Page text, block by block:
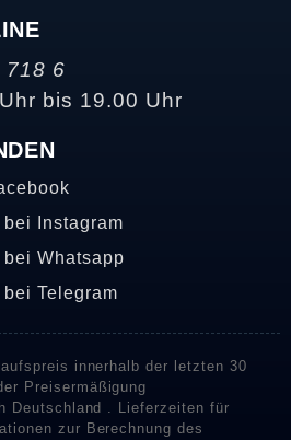
718 6
bis 19.00 Uhr
Instagram
Whatsapp
Telegram
innerhalb der letzten 30
Preisermäßigung
Deutschland . Lieferzeiten für
zur Berechnung des